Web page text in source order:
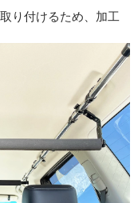
り付けるため、加工